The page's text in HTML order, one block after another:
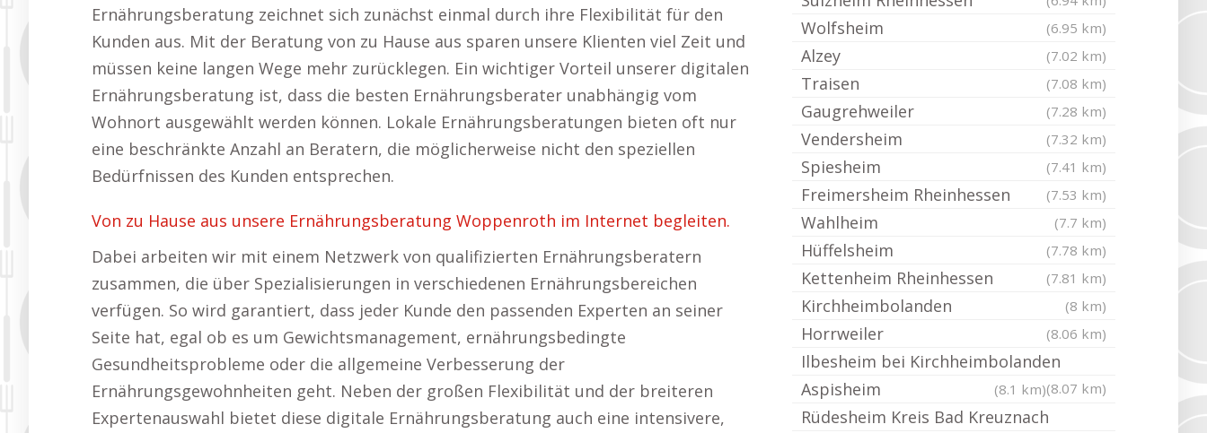
Ernährungsberatung zeichnet sich zunächst einmal durch ihre Flexibilität für den
Kunden aus. Mit der Beratung von zu Hause aus sparen unsere Klienten viel Zeit und
müssen keine langen Wege mehr zurücklegen. Ein wichtiger Vorteil unserer digitalen
Ernährungsberatung ist, dass die besten Ernährungsberater unabhängig vom
Wohnort ausgewählt werden können. Lokale Ernährungsberatungen bieten oft nur
eine beschränkte Anzahl an Beratern, die möglicherweise nicht den speziellen
Bedürfnissen des Kunden entsprechen.
Von zu Hause aus unsere Ernährungsberatung Woppenroth im Internet begleiten.
Dabei arbeiten wir mit einem Netzwerk von qualifizierten Ernährungsberatern
zusammen, die über Spezialisierungen in verschiedenen Ernährungsbereichen
verfügen. So wird garantiert, dass jeder Kunde den passenden Experten an seiner
Seite hat, egal ob es um Gewichtsmanagement, ernährungsbedingte
Gesundheitsprobleme oder die allgemeine Verbesserung der
Ernährungsgewohnheiten geht. Neben der großen Flexibilität und der breiteren
Expertenauswahl bietet diese digitale Ernährungsberatung auch eine intensivere,
Wolfsheim (6.95 km)
Alzey (7.02 km)
Traisen (7.08 km)
Gaugrehweiler (7.28 km)
Vendersheim (7.32 km)
Spiesheim (7.41 km)
Freimersheim Rheinhessen (7.53 km)
Wahlheim (7.7 km)
Hüffelsheim (7.78 km)
Kettenheim Rheinhessen (7.81 km)
Kirchheimbolanden (8 km)
Horrweiler (8.06 km)
Ilbesheim bei Kirchheimbolanden
(8.07 km)
Aspisheim (8.1 km)
Rüdesheim Kreis Bad Kreuznach